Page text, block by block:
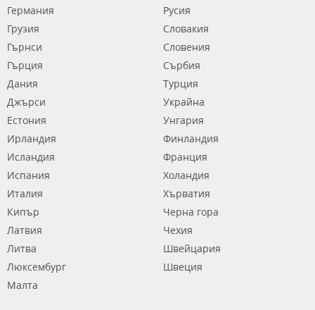
Германия
Грузия
Гърнси
Гърция
Дания
Джърси
Естония
Ирландия
Исландия
Испания
Италия
Кипър
Латвия
Литва
Люксембург
Малта
Русия
Словакия
Словения
Сърбия
Турция
Украйна
Унгария
Финландия
Франция
Холандия
Хърватия
Черна гора
Чехия
Швейцария
Швеция